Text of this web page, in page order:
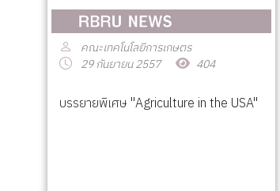
คณะเทคโนโลยีการเกษตร
29 กันยายน 2557
404
บรรยายพิเศษ "Agriculture in the USA"